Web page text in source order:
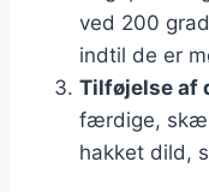
ved 200
indtil de er
Tilføjelse af
færdige,
hakket dild,